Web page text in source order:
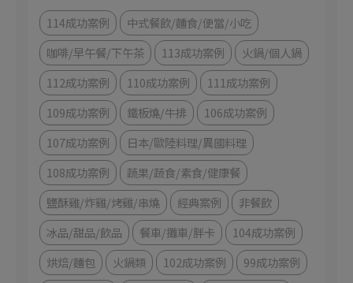
114成功案例
中式餐飲/麵食/便當/小吃
咖啡/早午餐/下午茶
113成功案例
火鍋/個人鍋
112成功案例
110成功案例
111成功案例
109成功案例
鐵板燒/牛排
106成功案例
107成功案例
日本/歐陸料理/異國料理
108成功案例
蔬果/蔬食/素食/健康餐
鹽酥雞/炸雞/烤雞/串燒
經典案例
非餐飲
冰品/甜品/飲品
餐車/攤車/胖卡
104成功案例
烘焙/麵包
火鍋類 102成功案例
99成功案例